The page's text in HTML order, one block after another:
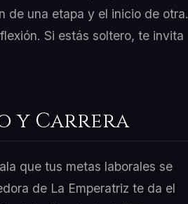
de una etapa y el inicio de otra.
Si estás soltero, te invita
y Carrera
que tus metas laborales se
de La Emperatriz te da el